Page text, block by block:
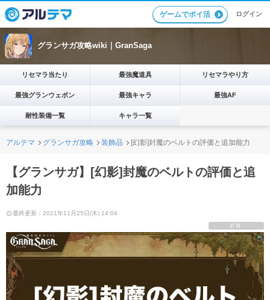
ゲームでポイ活 ログイン
グランサガ攻略wiki｜GranSaga
リセマラ当たり 最強魔道具 リセマラやり方
最強グランウェポン 最強キャラ 最強AF
耐性装備一覧 キャラ一覧
アルテマ グランサガ攻略 装飾品 [幻影]封魔のベルトの評価と追加能力
【グランサガ】[幻影]封魔のベルトの評価と追
加能力
最終更新：2021年11月25日(木) 14:04
PR